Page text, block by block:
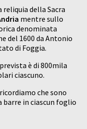
della Sacra
mentre sullo
denominata
del 1600 da Antonio
di Foggia.
è di 800mila
ciascuno.
che sono
barre in ciascun foglio